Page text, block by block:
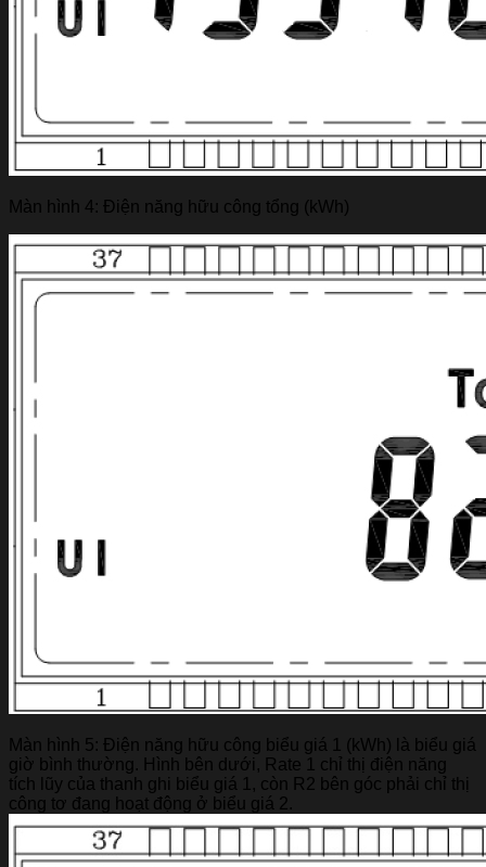
Màn hình 4: Điện năng hữu công tổng (kWh)
Màn hình 5: Điện năng hữu công biểu giá 1 (kWh) là biểu giá
giờ bình thường. Hình bên dưới, Rate 1 chỉ thị điện năng
tích lũy của thanh ghi biểu giá 1, còn R2 bên góc phải chỉ thị
công tơ đang hoạt động ở biểu giá 2.